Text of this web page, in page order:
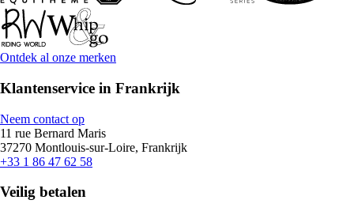
Ontdek al onze merken
Klantenservice in Frankrijk
Neem contact op
11 rue Bernard Maris
37270 Montlouis-sur-Loire, Frankrijk
+33 1 86 47 62 58
Veilig betalen